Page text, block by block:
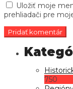
Uložiť moje
prehliadači pre
750